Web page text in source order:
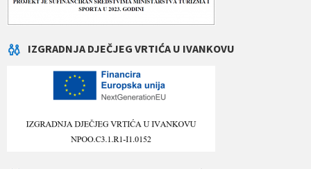
IZGRADNJA DJEČJEG VRTIĆA U IVANKOVU